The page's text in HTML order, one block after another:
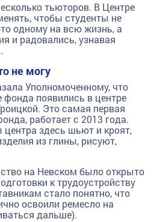
тьюторов. В Центре
чтобы студенты не
одному на всю жизнь, а
и радовались, узнавая
не могу
Уполномоченному, что
фонда появились в центре
Это самая первая
работает с 2013 года.
здесь шьют и кроят,
из глины, рисуют,
на Невском было открыто
к трудоустройству
стало понятно, что
освоили ремесло на
дальше).